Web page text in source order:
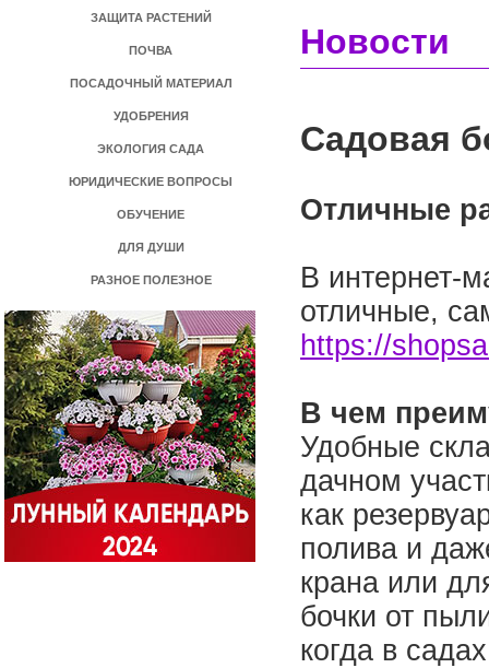
ЗАЩИТА РАСТЕНИЙ
ПОЧВА
ПОСАДОЧНЫЙ МАТЕРИАЛ
УДОБРЕНИЯ
ЭКОЛОГИЯ САДА
ЮРИДИЧЕСКИЕ ВОПРОСЫ
ОБУЧЕНИЕ
ДЛЯ ДУШИ
РАЗНОЕ ПОЛЕЗНОЕ
Новости
Садовая
Отличные
В интернет-
отличные,
https://
В чем
Удобные
дачном
как
полива и
крана или
бочки от
когда в